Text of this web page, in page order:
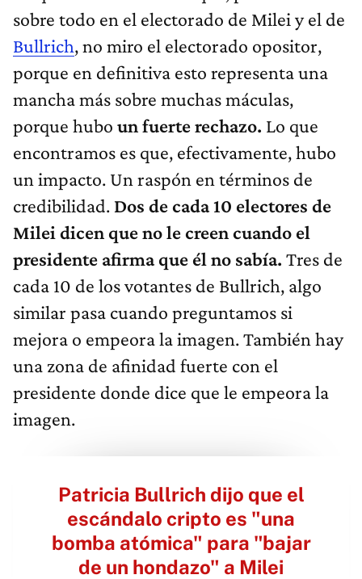
sobre todo en el electorado de Milei y el de
Bullrich, no miro el electorado opositor,
porque en definitiva esto representa una
mancha más sobre muchas máculas,
porque hubo un fuerte rechazo. Lo que
encontramos es que, efectivamente, hubo
un impacto. Un raspón en términos de
credibilidad. Dos de cada 10 electores de
Milei dicen que no le creen cuando el
presidente afirma que él no sabía. Tres de
cada 10 de los votantes de Bullrich, algo
similar pasa cuando preguntamos si
mejora o empeora la imagen. También hay
una zona de afinidad fuerte con el
presidente donde dice que le empeora la
imagen.
Patricia Bullrich dijo que el
escándalo cripto es "una
bomba atómica" para "bajar
de un hondazo" a Milei